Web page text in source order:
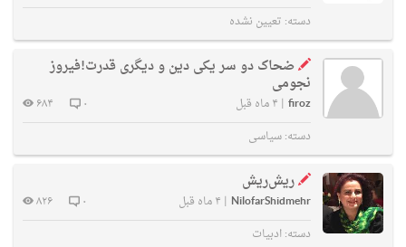
دسته: تعیین نشده
ضحاک دو سر یکی دین و دیگری قدرت!فیروز
نجومی
firoz
| ۴ ماه قبل ۰
۶۸۴
دسته:سیاسی
ریش‌ریش
NilofarShidmehr
| ۴ ماه قبل ۰
۸۲۶
دسته:ادبیات